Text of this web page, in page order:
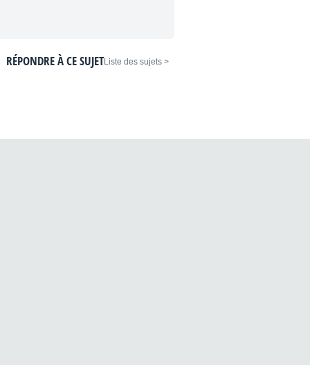
< Liste des sujets
RÉPONDRE À CE SUJET